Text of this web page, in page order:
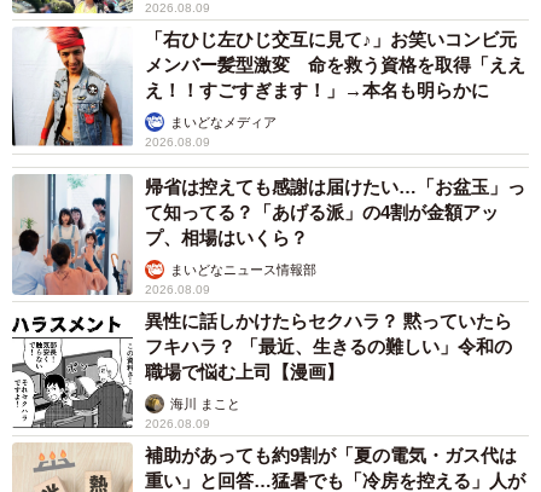
2026.08.09
「右ひじ左ひじ交互に見て♪」お笑いコンビ元
メンバー髪型激変 命を救う資格を取得「ええ
え！！すごすぎます！」→本名も明らかに
まいどなメディア
2026.08.09
帰省は控えても感謝は届けたい…「お盆玉」っ
て知ってる？「あげる派」の4割が金額アッ
プ、相場はいくら？
まいどなニュース情報部
2026.08.09
異性に話しかけたらセクハラ？ 黙っていたら
フキハラ？ 「最近、生きるの難しい」令和の
職場で悩む上司【漫画】
海川 まこと
2026.08.09
補助があっても約9割が「夏の電気・ガス代は
重い」と回答…猛暑でも「冷房を控える」人が